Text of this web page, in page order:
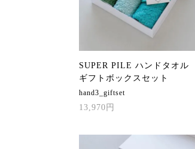
SUPER PILE ハンドタオル
ギフトボックスセット
hand3_giftset
13,970円